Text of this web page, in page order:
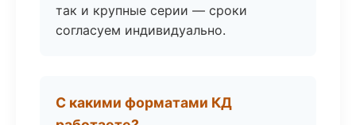
так и крупные серии — сроки
согласуем индивидуально.
С какими форматами КД